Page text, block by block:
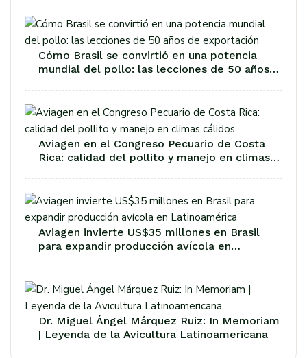
Cómo Brasil se convirtió en una potencia
mundial del pollo: las lecciones de 50 años
Aviagen en el Congreso Pecuario de Costa
Rica: calidad del pollito y manejo en climas
Aviagen invierte US$35 millones en Brasil
para expandir producción avícola en
Dr. Miguel Ángel Márquez Ruiz: In Memoriam
| Leyenda de la Avicultura Latinoamericana